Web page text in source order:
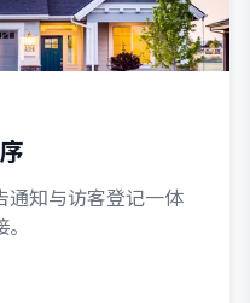
通知与访客登记一体